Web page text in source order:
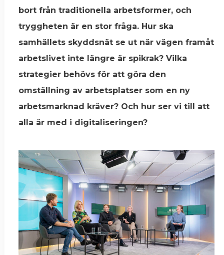
bort från traditionella arbetsformer, och
tryggheten är en stor fråga. Hur ska
samhällets skyddsnät se ut när vägen framåt
arbetslivet inte längre är spikrak? Vilka
strategier behövs för att göra den
omställning av arbetsplatser som en ny
arbetsmarknad kräver? Och hur ser vi till att
alla är med i digitaliseringen?